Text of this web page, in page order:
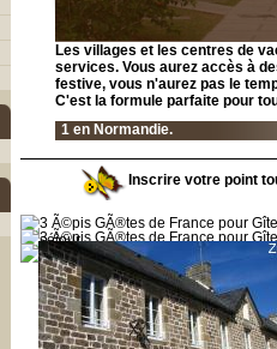
Les villages et les centres de
services. Vous aurez accès à
festive, vous n'aurez pas le
C'est la formule parfaite pour
1 en Normandie.
Inscrire votre point